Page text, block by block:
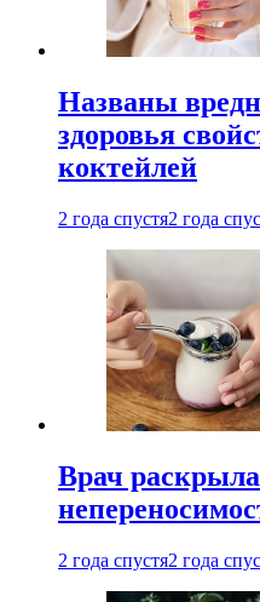
Названы
здоровья
коктейлей
2 года спустя2 года
Врач
2 года спустя2 года